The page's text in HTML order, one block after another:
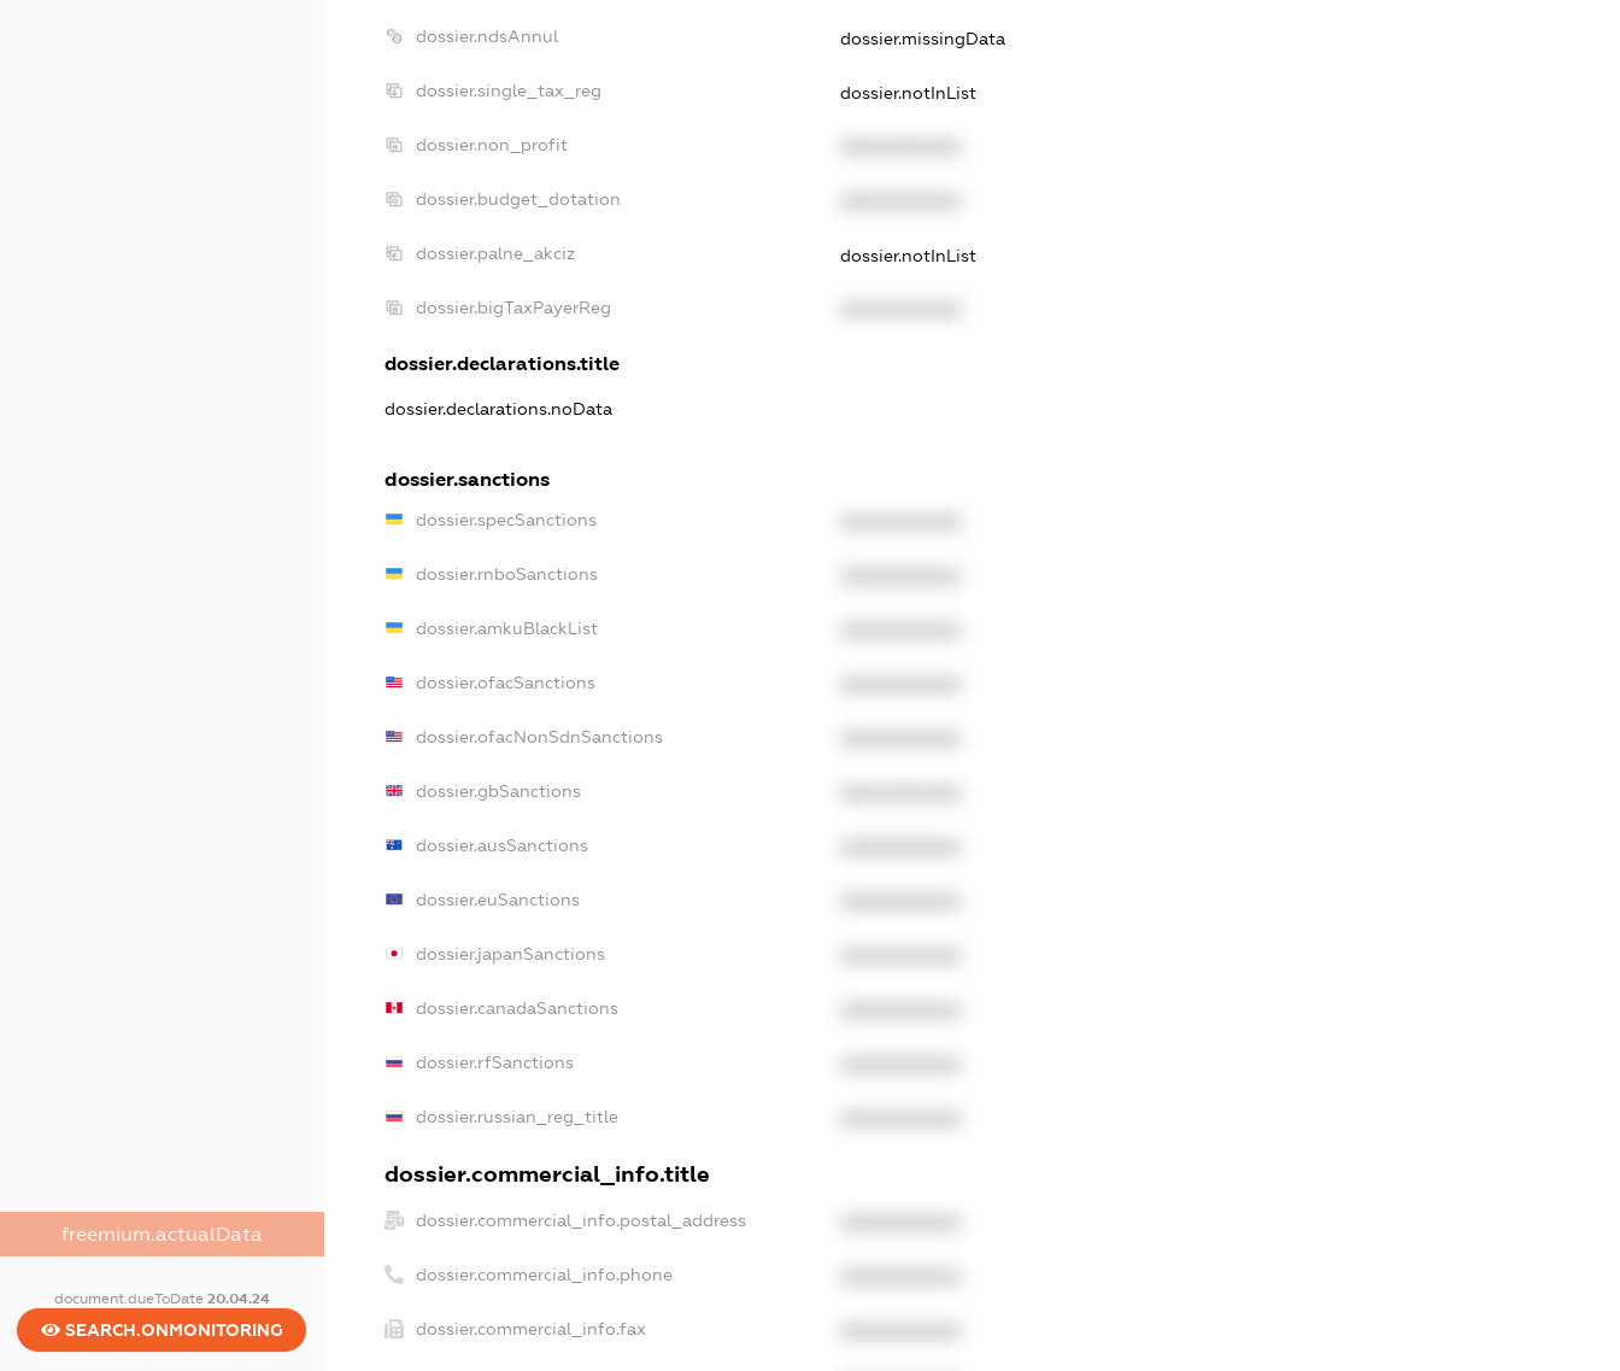
freemium.actualData
document.dueToDate 20.04.24
SEARCH.ONMONITORING
dossier.ndsAnnul dossier.missingData
dossier.single_tax_reg dossier.notInList
dossier.non_profit
dossier.budget_dotation
dossier.palne_akciz dossier.notInList
dossier.bigTaxPayerReg
dossier.declarations.title
dossier.declarations.noData
dossier.sanctions
dossier.specSanctions
dossier.rnboSanctions
dossier.amkuBlackList
dossier.ofacSanctions
dossier.ofacNonSdnSanctions
dossier.gbSanctions
dossier.ausSanctions
dossier.euSanctions
dossier.japanSanctions
dossier.canadaSanctions
dossier.rfSanctions
dossier.russian_reg_title
dossier.commercial_info.title
dossier.commercial_info.postal_address
dossier.commercial_info.phone
dossier.commercial_info.fax